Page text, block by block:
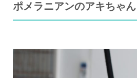
ポメラニアンのアキちゃん